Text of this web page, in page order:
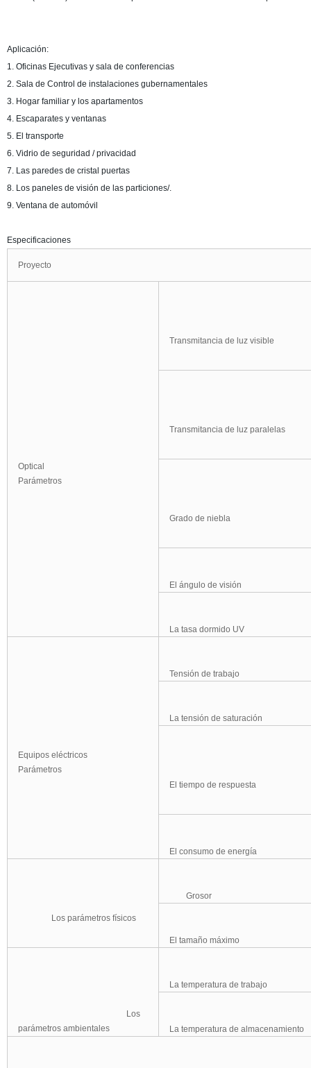
Aplicación:
1. Oficinas Ejecutivas y sala de conferencias
2. Sala de Control de instalaciones gubernamentales
3. Hogar familiar y los apartamentos
4. Escaparates y ventanas
5. El transporte
6. Vidrio de seguridad / privacidad
7. Las paredes de cristal puertas
8. Los paneles de visión de las particiones/.
9. Ventana de automóvil
Especificaciones
Proyecto
Optical
Parámetros
Transmitancia de luz visible
Transmitancia de luz paralelas
Grado de niebla
El ángulo de visión
La tasa dormido UV
Equipos eléctricos
Parámetros
Tensión de trabajo
La tensión de saturación
El tiempo de respuesta
El consumo de energía
Los parámetros físicos
Grosor
El tamaño máximo
Los
parámetros ambientales
La temperatura de trabajo
La temperatura de almacenamiento